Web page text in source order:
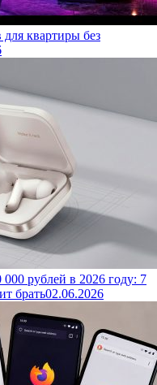
квартиры без
рублей в 2026 году: 7
брать02.06.2026